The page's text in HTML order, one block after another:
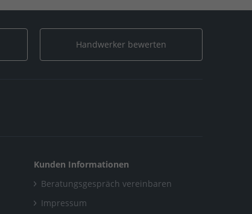
Handwerker bewerten
Kunden Informationen
Beratungsgespräch vereinbaren
Impressum